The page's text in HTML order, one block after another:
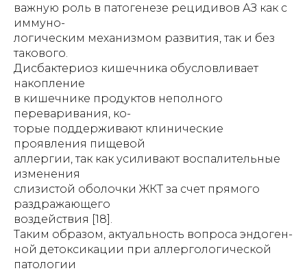
важную роль в патогенезе рецидивов АЗ как с
иммуно-
логическим механизмом развития, так и без
такового.
Дисбактериоз кишечника обусловливает
накопление
в кишечнике продуктов неполного
переваривания, ко-
торые поддерживают клинические
проявления пищевой
аллергии, так как усиливают воспалительные
изменения
слизистой оболочки ЖКТ за счет прямого
раздражающего
воздействия [18].
Таким образом, актуальность вопроса эндоген-
ной детоксикации при аллергологической
патологии